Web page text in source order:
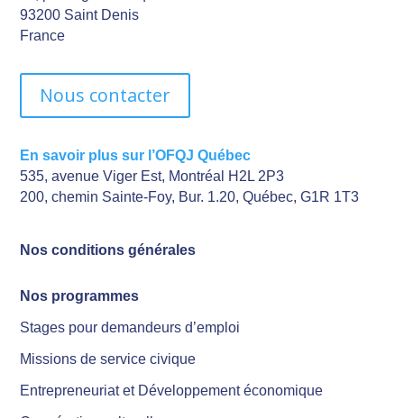
93200 Saint Denis
France
Nous contacter
En savoir plus sur l’OFQJ Québec
535, avenue Viger Est, Montréal H2L 2P3
200, chemin Sainte-Foy, Bur. 1.20, Québec, G1R 1T3
Nos conditions générales
Nos programmes
Stages pour demandeurs d’emploi
Missions de service civique
Entrepreneuriat et Développement économique